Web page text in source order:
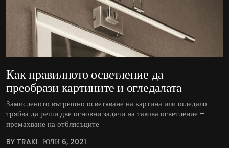
Как правилното осветление да
преобрази картините и огледалата
Замисленото вътрешно осветяване на картина или огледало
трябва да реши две основни задачи на такова осветление –
премахване на отблясъците
BY TRAKI ЮЛИ 6, 2021